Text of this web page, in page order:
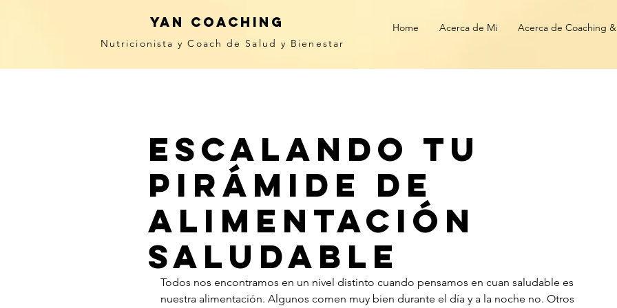
yan coaching
Nutricionista y Coach de Salud y Bienestar
Home Acerca de Mi Acerca de Coaching
escalando tu
pirámide de
alimentación
saludable
Todos nos encontramos en un nivel distinto cuando pensamos en cuan saludable es
nuestra alimentación. Algunos comen muy bien durante el día y a la noche no. Otros